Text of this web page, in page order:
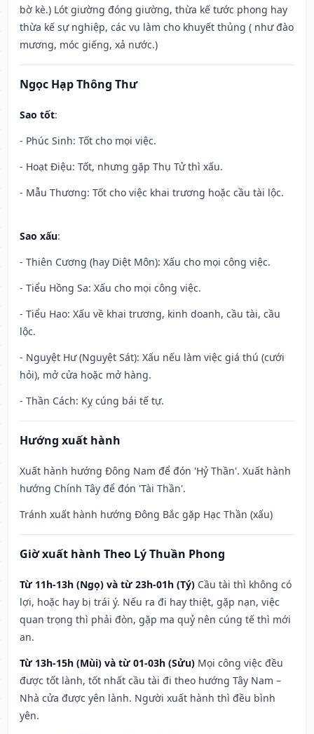
bờ kè.) Lót giường đóng giường, thừa kế tước phong hay
thừa kế sự nghiệp, các vụ làm cho khuyết thủng ( như đào
mương, móc giếng, xả nước.)
Ngọc Hạp Thông Thư
Sao tốt:
- Phúc Sinh: Tốt cho mọi việc.
- Hoạt Điệu: Tốt, nhưng gặp Thụ Tử thì xấu.
- Mẫu Thương: Tốt cho việc khai trương hoặc cầu tài lộc.
Sao xấu:
- Thiên Cương (hay Diệt Môn): Xấu cho mọi công việc.
- Tiểu Hồng Sa: Xấu cho mọi công việc.
- Tiểu Hao: Xấu về khai trương, kinh doanh, cầu tài, cầu
lộc.
- Nguyệt Hư (Nguyệt Sát): Xấu nếu làm việc giá thú (cưới
hỏi), mở cửa hoặc mở hàng.
- Thần Cách: Kỵ cúng bái tế tự.
Hướng xuất hành
Xuất hành hướng Đông Nam để đón 'Hỷ Thần'. Xuất hành
hướng Chính Tây để đón 'Tài Thần'.
Tránh xuất hành hướng Đông Bắc gặp Hạc Thần (xấu)
Giờ xuất hành Theo Lý Thuần Phong
Từ 11h-13h (Ngọ) và từ 23h-01h (Tý) Cầu tài thì không có
lợi, hoặc hay bị trái ý. Nếu ra đi hay thiệt, gặp nạn, việc
quan trọng thì phải đòn, gặp ma quỷ nên cúng tế thì mới
an.
Từ 13h-15h (Mùi) và từ 01-03h (Sửu) Mọi công việc đều
được tốt lành, tốt nhất cầu tài đi theo hướng Tây Nam –
Nhà cửa được yên lành. Người xuất hành thì đều bình
yên.